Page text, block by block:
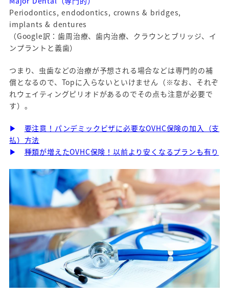
Periodontics, endodontics, crowns & bridges,
implants & dentures
（Google訳：歯周治療、歯内治療、クラウンとブリッジ、イ
ンプラントと義歯）
つまり、虫歯などの治療が予想される場合などは専門的の補
償となるので、Topに入らないといけません（※なお、それぞ
れウェイティングピリオドがあるのでその点も注意が必要で
す）。
▶
要注意！パンデミックビザに必要なOVHC保険の加入（支
払）方法
▶
種類が増えたOVHC保険！以前より安くなるプランも有り